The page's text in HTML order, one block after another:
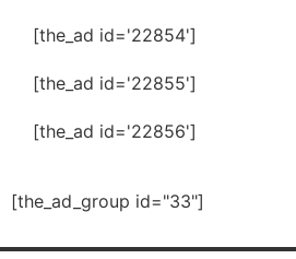
[the_ad id='22854']
[the_ad id='22855']
[the_ad id='22856']
[the_ad_group id="33"]